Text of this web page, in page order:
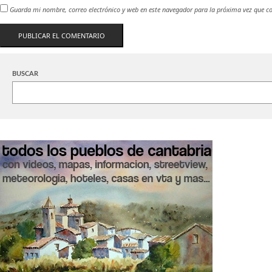
Guarda mi nombre, correo electrónico y web en este navegador para la próxima vez que
BUSCAR